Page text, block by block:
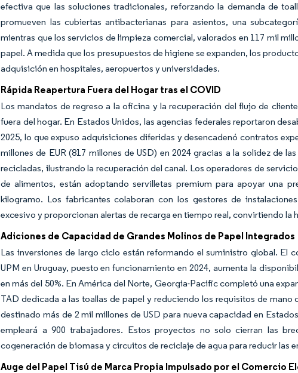
efectiva que las soluciones tradicionales, reforzando la demanda de
promueven las cubiertas antibacterianas para asientos, una
mientras que los servicios de limpieza comercial, valorados en 117 mil
papel. A medida que los presupuestos de higiene se expanden, los
adquisición en hospitales, aeropuertos y universidades.
Rápida Reapertura Fuera del Hogar tras el COVID
Los mandatos de regreso a la oficina y la recuperación del flujo de
fuera del hogar. En Estados Unidos, las agencias federales reportaron
2025, lo que expuso adquisiciones diferidas y desencadenó contratos
millones de EUR (817 millones de USD) en 2024 gracias a la solidez de
recicladas, ilustrando la recuperación del canal. Los operadores de
de alimentos, están adoptando servilletas premium para apoyar una
kilogramo. Los fabricantes colaboran con los gestores de
excesivo y proporcionan alertas de recarga en tiempo real, convirtiendo la
Adiciones de Capacidad de Grandes Molinos de Papel Integrados
Las inversiones de largo ciclo están reformando el suministro global. El
UPM en Uruguay, puesto en funcionamiento en 2024, aumenta la
en más del 50%. En América del Norte, Georgia-Pacific completó una
TAD dedicada a las toallas de papel y reduciendo los requisitos de
destinado más de 2 mil millones de USD para nueva capacidad en
empleará a 900 trabajadores. Estos proyectos no solo cierran las
cogeneración de biomasa y circuitos de reciclaje de agua para reducir las
Auge del Papel Tisú de Marca Propia Impulsado por el Comercio